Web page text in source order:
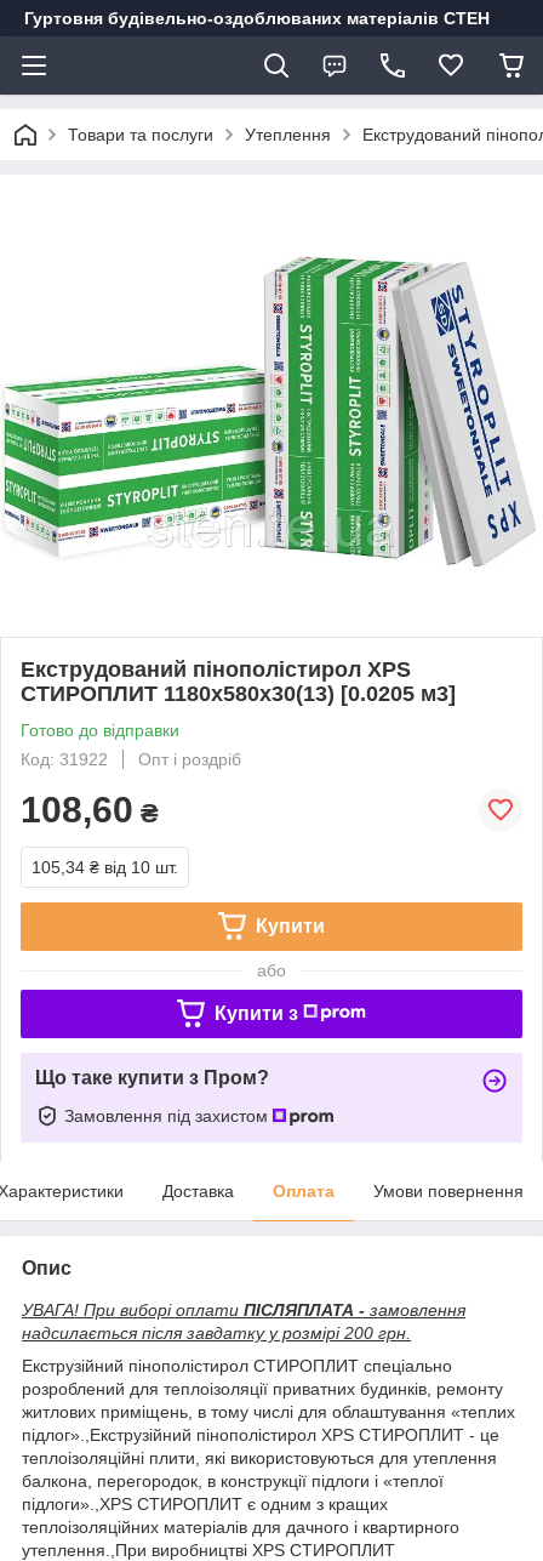
Гуртовня будівельно-оздоблюваних матеріалів СТЕН
Товари та послуги Утеплення Екструдований
Екструдований пінополістирол XPS
СТИРОПЛИТ 1180х580х30(13) [0.0205 м3]
Готово до відправки
Код: 31922
Опт і роздріб
108,60 ₴
105,34 ₴ від 10 шт.
Купити
або
Купити з
Що таке купити з Пром?
Замовлення під захистом
Доставка Оплата Умови повернення
Опис
УВАГА! При виборі оплати ПІСЛЯПЛАТА - замовлення
надсилається після завдатку у розмірі 200 грн.
Екструзійний пінополістирол СТИРОПЛИТ спеціально
розроблений для теплоізоляції приватних будинків, ремонту
житлових приміщень, в тому числі для облаштування «теплих
підлог».,Екструзійний пінополістирол XPS СТИРОПЛИТ - це
теплоізоляційні плити, які використовуються для утеплення
балкона, перегородок, в конструкції підлоги і «теплої
підлоги».,XPS СТИРОПЛИТ є одним з кращих
теплоізоляційних матеріалів для дачного і квартирного
утеплення.,При виробництві XPS СТИРОПЛИТ